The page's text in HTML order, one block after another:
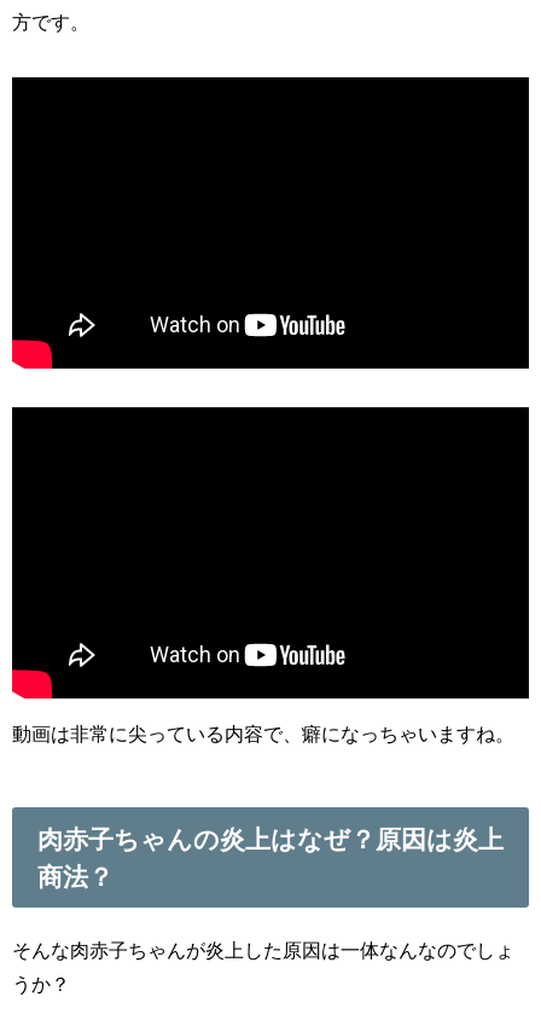
方です。
動画は非常に尖っている内容で、癖になっちゃいますね。
肉赤子ちゃんの炎上はなぜ？原因は炎上
商法？
そんな肉赤子ちゃんが炎上した原因は一体なんなのでしょ
うか？